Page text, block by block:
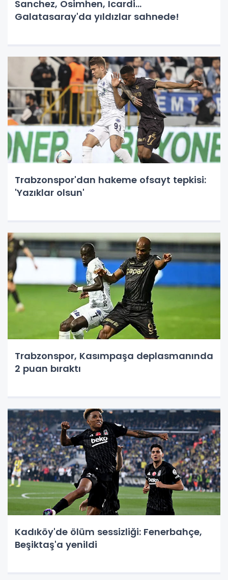
Sanchez, Osimhen, Icardi...
Galatasaray'da yıldızlar sahnede!
Trabzonspor'dan hakeme ofsayt tepkisi:
'Yazıklar olsun'
Trabzonspor, Kasımpaşa deplasmanında
2 puan bıraktı
Kadıköy'de ölüm sessizliği: Fenerbahçe,
Beşiktaş'a yenildi